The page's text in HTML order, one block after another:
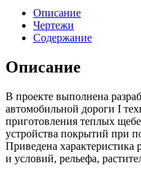
Описание
Чертежи
Содержание
Описание
В проекте выполнена
автомобильной дороги I
приготовления теплых
устройства покрытий при
Приведена характеристика
и условий, рельефа,